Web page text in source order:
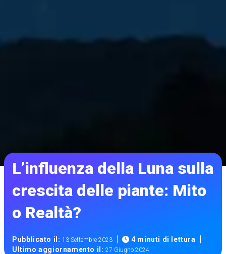
L’influenza della Luna sulla
crescita delle piante: Mito
o Realtà?
Pubblicato il:13 Settembre 2023 | 4 minuti di lettura |
Ultimo aggiornamento il:27 Giugno 2024